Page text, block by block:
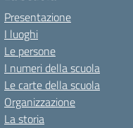
Presentazione
I luoghi
Le persone
I numeri della scuola
Le carte della scuola
Organizzazione
La storia